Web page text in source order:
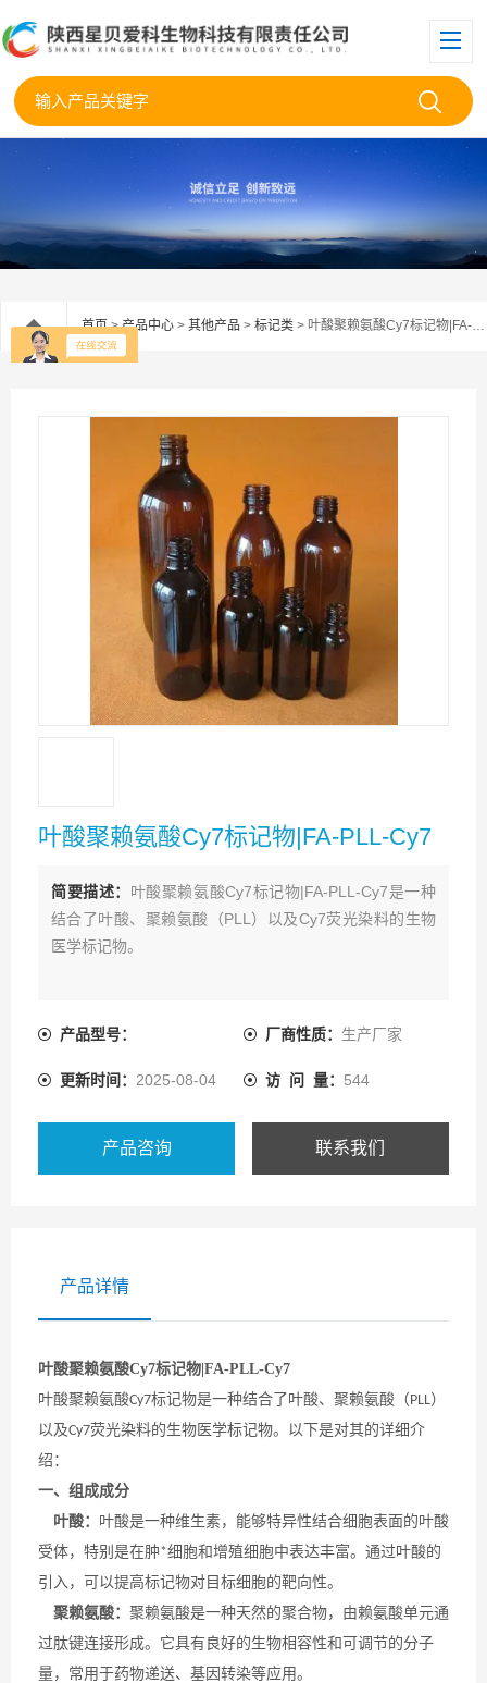
首页>产品中心 > 其他产品 > 标记类 > 叶酸聚赖氨酸Cy7标记物|FA-PLL-Cy7
叶酸聚赖氨酸Cy7标记物|FA-PLL-Cy7
简要描述： 叶酸聚赖氨酸Cy7标记物|FA-PLL-Cy7是一种
结合了叶酸、聚赖氨酸（PLL）以及Cy7荧光染料的生物
医学标记物。
产品型号： 厂商性质： 生产厂家
更新时间： 2025-08-04 访 问 量： 544
产品咨询 联系我们
产品详情
叶酸聚赖氨酸Cy7标记物|FA-PLL-Cy7
叶酸聚赖氨酸Cy7标记物是一种结合了叶酸、聚赖氨酸（PLL）
以及Cy7荧光染料的生物医学标记物。以下是对其的详细介
绍：
一、组成成分
叶酸： 叶酸是一种维生素，能够特异性结合细胞表面的叶酸
受体，特别是在肿*细胞和增殖细胞中表达丰富。通过叶酸的
引入，可以提高标记物对目标细胞的靶向性。
聚赖氨酸： 聚赖氨酸是一种天然的聚合物，由赖氨酸单元通
过肽键连接形成。它具有良好的生物相容性和可调节的分子
量，常用于药物递送、基因转染等应用。